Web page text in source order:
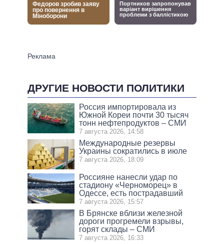
ДРУГИЕ НОВОСТИ ПОЛИТИКИ
Россия импортировала из
Южной Кореи почти 30 тысяч
тонн нефтепродуктов – СМИ
7 августа 2026, 14:58
Международные резервы
Украины сократились в июле
7 августа 2026, 18:09
Россияне нанесли удар по
стадиону «Черноморец» в
Одессе, есть пострадавший
7 августа 2026, 15:57
В Брянске вблизи железной
дороги прогремели взрывы,
горят склады – СМИ
7 августа 2026, 16:33